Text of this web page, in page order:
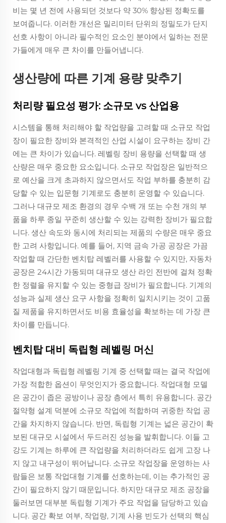
비는 몇 년 전에 사용되던 것보다 약 30% 향상된 정확도를
보여줍니다. 이러한 개선은 밀리미터 단위의 정밀도가 단지
선호 사항이 아니라 필수적인 요소인 분야에서 일하는 전문
가들에게 매우 큰 차이를 만들어냅니다.
생산량에 따른 기계 용량 맞추기
처리량 필요성 평가: 소규모 vs 산업용
시스템을 통해 처리해야 할 작업량을 고려할 때 소규모 작업
장이 필요한 장비와 본격적인 산업 시설이 요구하는 장비 간
에는 큰 차이가 있습니다. 레벨링 장비 용량을 선택할 때 생
산량은 매우 중요한 요소입니다. 소규모 작업장은 일반적으
로 예산을 크게 초과하지 않으면서도 작업 부하를 충분히 감
당할 수 있는 입문형 기계로도 충분히 운영할 수 있습니다.
그러나 대규모 제조 환경의 경우 수백 개 또는 수천 개의 부
품을 하루 종일 꾸준히 생산할 수 있는 강력한 장비가 필요합
니다. 생산 속도와 동시에 처리되는 제품의 수량은 매우 중요
한 고려 사항입니다. 예를 들어, 지역 금속 가공 공장은 가끔
작업할 때 간단한 벤치탑 레벨러를 사용할 수 있지만, 자동차
공장은 24시간 가동되며 대규모 생산 라인 전반에 걸쳐 정확
한 정렬을 유지할 수 있는 중형급 장비가 필요합니다. 기계의
성능과 실제 생산 요구 사항을 정확히 일치시키는 것이 고품
질 제품을 유지하면서도 비용 효율성을 확보하는 데 가장 큰
차이를 만듭니다.
벤치탑 대비 독립형 레벨링 머신
작업대형과 독립형 레벨링 기계 중 선택할 때는 결국 작업에
가장 적합한 옵션이 무엇인지가 중요합니다. 작업대형 모델
은 공간이 좁은 공방이나 공장 층에서 특히 유용합니다. 공간
절약형 설계 덕분에 소규모 작업에 적합하며 귀중한 작업 공
간을 차지하지 않습니다. 반면, 독립형 기계는 넓은 공간이 확
보된 대규모 시설에서 두드러진 성능을 발휘합니다. 이들 고
강도 기계는 하루에 큰 작업량을 처리하더라도 쉽게 고장 나
지 않고 내구성이 뛰어납니다. 소규모 작업장을 운영하는 사
람들은 보통 작업대형 기계를 선호하는데, 이는 추가적인 공
간이 필요하지 않기 때문입니다. 하지만 대규모 제조 공장을
둘러보면 대부분 독립형 기계가 주요 작업을 담당하고 있습
니다. 공간 확보 여부, 작업량, 기계 사용 빈도가 선택의 핵심